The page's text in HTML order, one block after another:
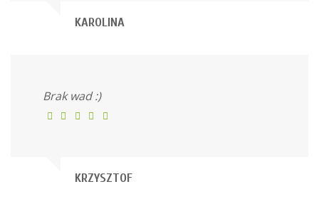
KAROLINA
Brak wad :)
KRZYSZTOF